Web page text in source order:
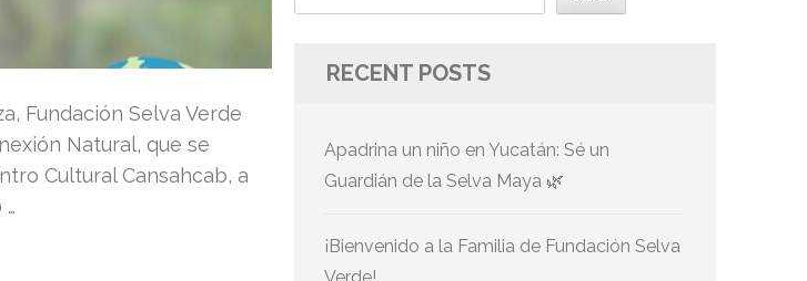
Fundación Selva Verde
Natural, que se
Cultural Cansahcab, a
RECENT POSTS
Apadrina un niño en Yucatán: Sé un
Guardián de la Selva Maya 🌿
¡Bienvenido a la Familia de Fundación Selva
Verde!